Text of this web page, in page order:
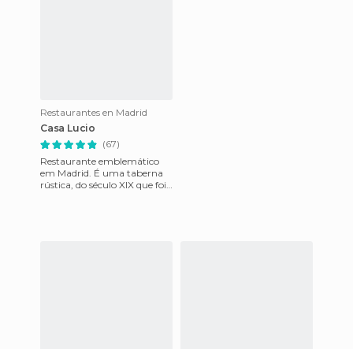
Restaurantes en Madrid
Casa Lucio
(67)
Restaurante emblemático
em Madrid. É uma taberna
rústica, do século XIX que foi